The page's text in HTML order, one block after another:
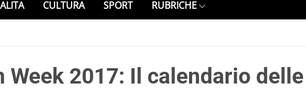
CULTURA SPORT RUBRICHE
Week 2017: Il calendario delle